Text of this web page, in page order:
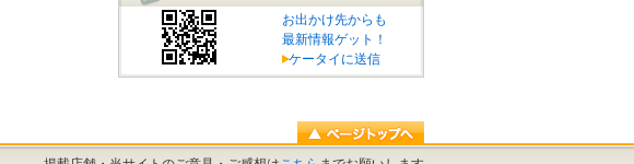
お出かけ先からも
最新情報ゲット！
ケータイに送信